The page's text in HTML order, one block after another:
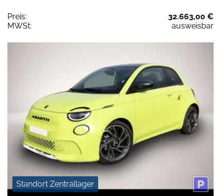
Preis:
32.663,00 €
MWSt:
ausweisbar
Standort Zentrallager